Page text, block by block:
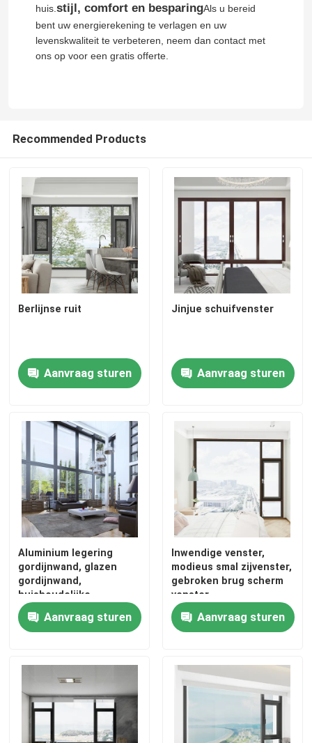
Bloggen
aluminium venster
Zonnekamer van aluminium
gordijngevel
huis. stijl, comfort en besparingAls u bereid
bent uw energierekening te verlagen en uw
levenskwaliteit te verbeteren, neem dan contact met
ons op voor een gratis offerte.
Recommended Products
Berlijnse ruit
Aanvraag sturen
Jinjue schuifvenster
Aanvraag sturen
Aluminium legering
gordijnwand, glazen
gordijnwand,
huishoudelijke
gordijnwand, technische
gordijnwand, high-end
Aanvraag sturen
Inwendige venster,
modieus smal zijvenster,
gebroken brug scherm
venster
Aanvraag sturen